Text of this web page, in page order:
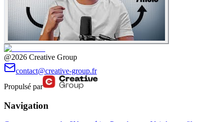
@2026 Creative Group
contact@creative-group.fr
Propulsé par
Navigation